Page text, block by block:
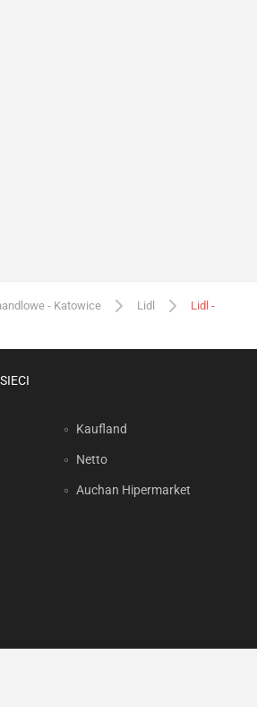
- Katowice Lidl
Lidl -
Kaufland
Netto
Auchan Hipermarket